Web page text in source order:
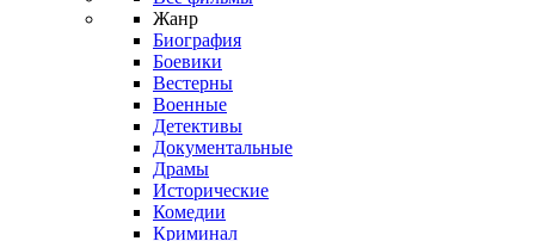
Жанр
Биография
Боевики
Вестерны
Военные
Детективы
Документальные
Драмы
Исторические
Комедии
Криминал